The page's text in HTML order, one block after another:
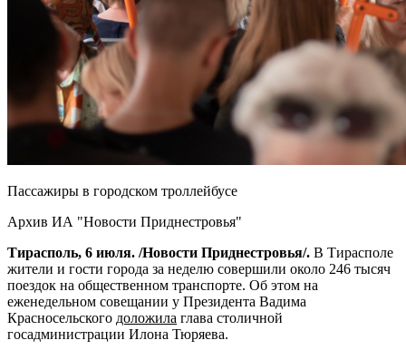
Пассажиры в городском троллейбусе
Архив ИА "Новости Приднестровья"
Тирасполь, 6 июля. /Новости Приднестровья/. В Тирасполе
жители и гости города за неделю совершили около 246 тысяч
поездок на общественном транспорте. Об этом на
еженедельном совещании у Президента Вадима
Красносельского доложила глава столичной
госадминистрации Илона Тюряева.